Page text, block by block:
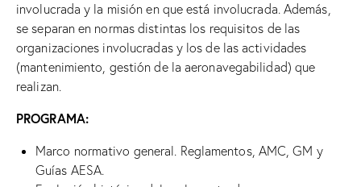
involucrada y la misión en que está involucrada. Además,
se separan en normas distintas los requisitos de las
organizaciones involucradas y los de las actividades
(mantenimiento, gestión de la aeronavegabilidad) que
realizan.
PROGRAMA:
Marco normativo general. Reglamentos, AMC, GM y
Guías AESA.